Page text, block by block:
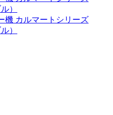
）
機 カルマートシリーズ
）